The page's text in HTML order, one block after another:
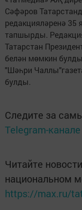
Сәфәров
редакцияләренә 35
тапшырды.
Татарстан
белән мөмкин
"Шәһри
булды.
Следите за
Telegram-канале
Читайте
национальном
https://max.ru/